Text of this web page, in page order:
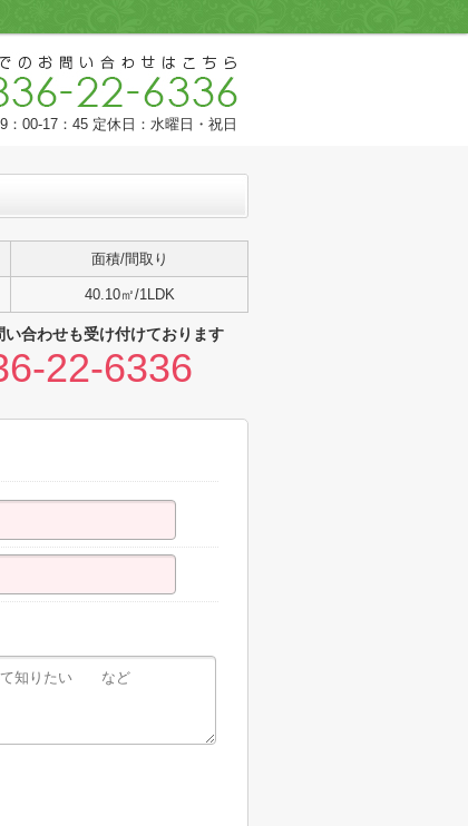
：00-17：45 定休日：水曜日・祝日
面積/間取り
40.10㎡/1LDK
い合わせも受け付けております
22-6336